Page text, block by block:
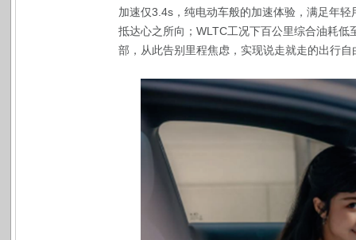
加速仅3.4s，纯电动车般的加速体验，满足年
抵达心之所向；WLTC工况下百公里综合油耗
部，从此告别里程焦虑，实现说走就走的出行自